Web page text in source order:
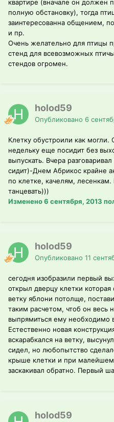
квартире (вначале он должен
полную обстановку), тогда
заинтересованна общением,
и пр.
Очень желательно для птицы
стенд для всевозможных
стендов огромен.
holod59
Опубликовано 6
Клетку обустроили как
недельку еще посидит без
выпускать. Вчера
сидит)-Днем Абрикос крайне
по клетке, качелям,
танцевать)))
Изменено6 сентября, 2013
holod59
Опубликовано 11
сегодня изобразили первый
открыл дверцу клетки
ветку яблони потолще,
таким расчетом, чтоб он весь
выпрямиться ему необходимо
Естественно новая
вскарабкался на ветку,
сидел, но любопытство
крыше клетки и при
заскакивал обратно. Первый
holod59